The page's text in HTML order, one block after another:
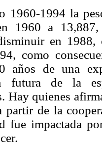
1960-1994 la
1960 a
en 1988,
como
años de una
futura de la
Hay quienes
partir de la
fue impactada